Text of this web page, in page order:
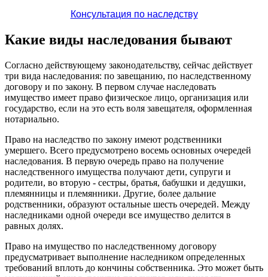
Консультация по наследству
Какие виды наследования бывают
Согласно действующему законодательству, сейчас действует
три вида наследования: по завещанию, по наследственному
договору и по закону. В первом случае наследовать
имущество имеет право физическое лицо, организация или
государство, если на это есть воля завещателя, оформленная
нотариально.
Право на наследство по закону имеют родственники
умершего. Всего предусмотрено восемь основных очередей
наследования. В первую очередь право на получение
наследственного имущества получают дети, супруги и
родители, во вторую - сестры, братья, бабушки и дедушки,
племянницы и племянники. Другие, более дальние
родственники, образуют остальные шесть очередей. Между
наследниками одной очереди все имущество делится в
равных долях.
Право на имущество по наследственному договору
предусматривает выполнение наследником определенных
требований вплоть до кончины собственника. Это может быть